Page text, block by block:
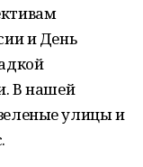
и День
В нашей
улицы и